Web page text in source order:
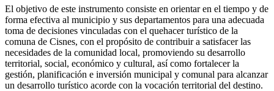
El objetivo de este instrumento consiste en orientar en el tiempo y de
forma efectiva al municipio y sus departamentos para una adecuada
toma de decisiones vinculadas con el quehacer turístico de la
comuna de Cisnes, con el propósito de contribuir a satisfacer las
necesidades de la comunidad local, promoviendo su desarrollo
territorial, social, económico y cultural, así como fortalecer la
gestión, planificación e inversión municipal y comunal para alcanzar
un desarrollo turístico acorde con la vocación territorial del destino.